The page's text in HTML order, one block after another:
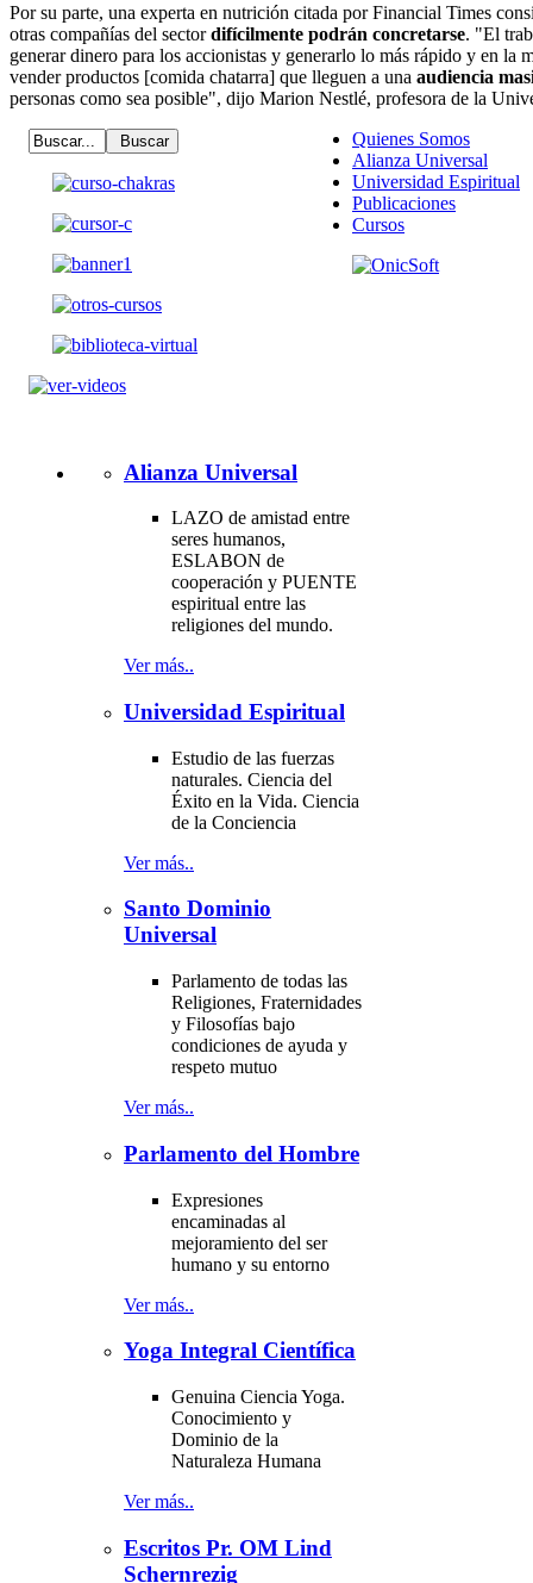
Por su parte, una experta en nutrición citada por Financial Times
otras compañías del sectordifícilmente podrán concretarse. "El
generar dinero para los accionistas y generarlo lo más rápido y en la
vender productos [comida chatarra] que lleguen a una audiencia
personas como sea posible", dijo Marion Nestlé, profesora de la
Alianza Universal
LAZO de amistad entre
seres humanos,
ESLABON de
cooperación y PUENTE
espiritual entre las
religiones del mundo.
Ver más..
Universidad Espiritual
Estudio de las fuerzas
naturales. Ciencia del
Éxito en la Vida. Ciencia
de la Conciencia
Ver más..
Santo Dominio
Universal
Parlamento de todas las
Religiones, Fraternidades
y Filosofías bajo
condiciones de ayuda y
respeto mutuo
Ver más..
Parlamento del Hombre
Expresiones
encaminadas al
mejoramiento del ser
humano y su entorno
Ver más..
Yoga Integral Científica
Genuina Ciencia Yoga.
Conocimiento y
Dominio de la
Naturaleza Humana
Ver más..
Escritos Pr. OM Lind
Schernrezig
Quienes Somos
Alianza Universal
Universidad Espiritual
Publicaciones
Cursos